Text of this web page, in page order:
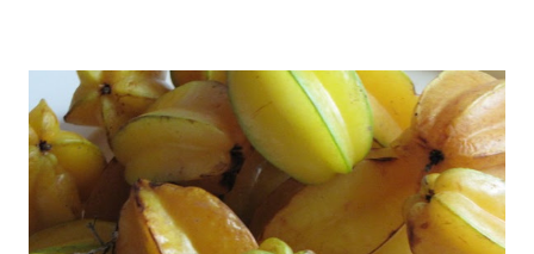
de passeios no mato, em pleno cerrado, observando as pequenas coisas
à nossa volta, tão importantes mas às vezes tão esquecidas. Vamos
aproveitar as férias para curtir a natureza? ... ----------------------- ....
A moça que aparece na...